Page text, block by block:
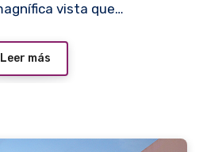
vista que…
Leer más